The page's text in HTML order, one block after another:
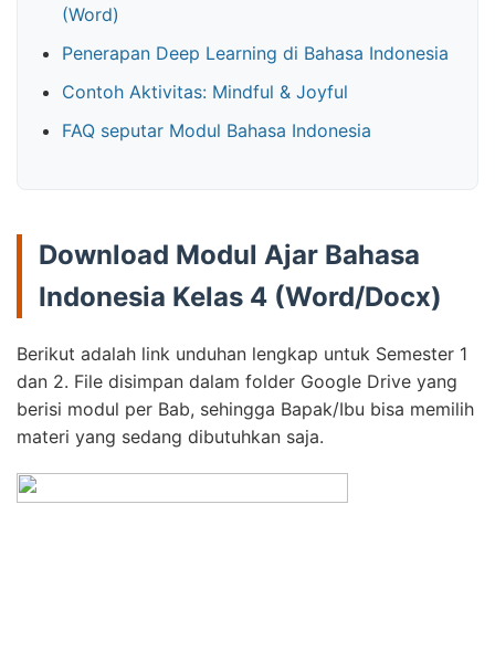
(Word)
Penerapan Deep Learning di Bahasa Indonesia
Contoh Aktivitas: Mindful & Joyful
FAQ seputar Modul Bahasa Indonesia
Download Modul Ajar Bahasa
Indonesia Kelas 4 (Word/Docx)
Berikut adalah link unduhan lengkap untuk Semester 1
dan 2. File disimpan dalam folder Google Drive yang
berisi modul per Bab, sehingga Bapak/Ibu bisa memilih
materi yang sedang dibutuhkan saja.